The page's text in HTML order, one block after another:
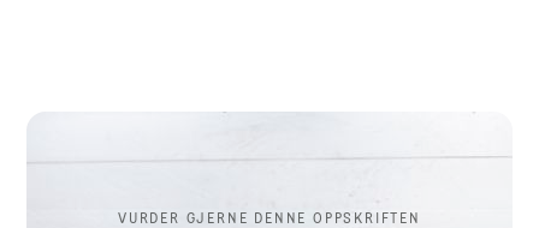
VURDER GJERNE DENNE OPPSKRIFTEN